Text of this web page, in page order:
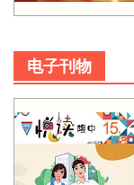
电子刊物